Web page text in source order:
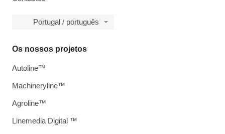
Portugal / português
Os nossos projetos
Autoline™
Machineryline™
Agroline™
Linemedia Digital ™